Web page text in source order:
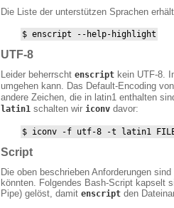
Die Liste der unterstützen Sprachen
$ enscript --help-highlight
UTF-8
Leider beherrscht enscript kein UTF-8.
umgehen kann. Das Default-Encoding
andere Zeichen, die in latin1 enthalten
latin1 schalten wir iconv davor:
$ iconv -f utf-8 -t latin1
Script
Die oben beschrieben Anforderungen
könnten. Folgendes Bash-Script kapselt
Pipe) gelöst, damit enscript den